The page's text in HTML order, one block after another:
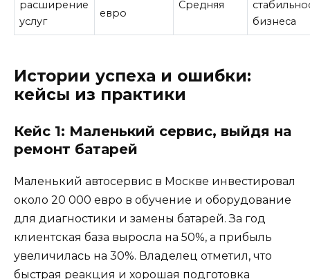
расширение
услуг
евро
Средняя
бизнеса
Истории успеха и ошибки:
кейсы из практики
Кейс 1: Маленький сервис, выйдя на
ремонт батарей
Маленький автосервис в Москве инвестировал
около 20 000 евро в обучение и оборудование
для диагностики и замены батарей. За год
клиентская база выросла на 50%, а прибыль
увеличилась на 30%. Владелец отметил, что
быстрая реакция и хорошая подготовка